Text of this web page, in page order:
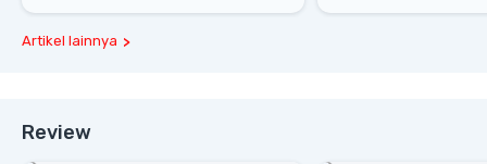
Artikel lainnya
Review